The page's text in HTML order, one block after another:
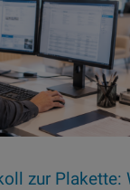
zur Plakette: